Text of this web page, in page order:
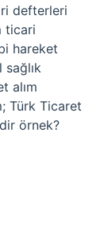
defterleri
ticari
hareket
sağlık
alım
Türk Ticaret
örnek?